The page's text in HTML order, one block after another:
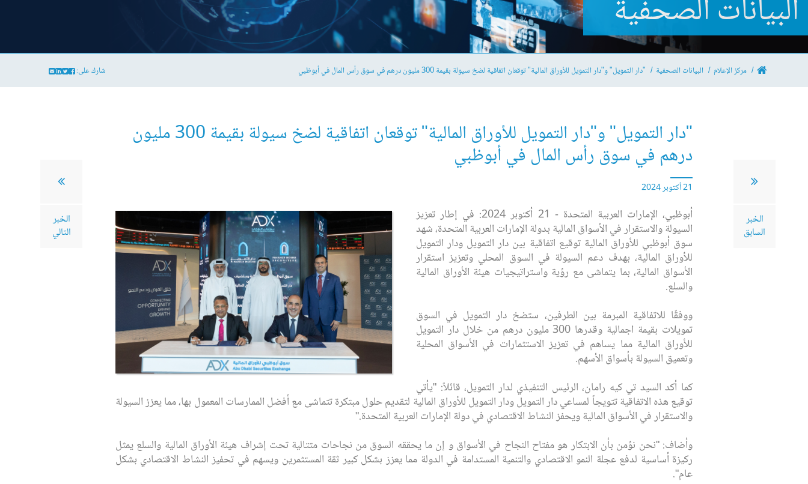
البيانات الصحفية
مركز الإعلام البيانات الصحفية "دار التمويل" و"دار التمويل للأوراق المالية" توقعان اتفاقية لضخ سيولة بقيمة 300 مليون درهم في سوق رأس المال في أبوظبي شارك على:
الخبر
السابق
الخبر
التالي
"دار التمويل" و"دار التمويل للأوراق المالية" توقعان اتفاقية لضخ سيولة بقيمة 300 مليون
درهم في سوق رأس المال في أبوظبي
21 أكتوبر 2024
أبوظبي، الإمارات العربية المتحدة - 21 أكتوبر 2024: في إطار تعزيز
السيولة والاستقرار في الأسواق المالية بدولة الإمارات العربية المتحدة، شهد
سوق أبوظبي للأوراق المالية توقيع اتفاقية بين دار التمويل ودار التمويل
للأوراق المالية، بهدف دعم السيولة في السوق المحلي وتعزيز استقرار
الأسواق المالية، بما يتماشى مع رؤية واستراتيجيات هيئة الأوراق المالية
والسلع.
ووفقًا للاتفاقية المبرمة بين الطرفين، ستضخ دار التمويل في السوق
تمويلات بقيمة اجمالية وقدرها 300 مليون درهم من خلال دار التمويل
للأوراق المالية مما يساهم في تعزيز الاستثمارات في الأسواق المحلية
وتعميق السيولة بأسواق الأسهم.
كما أكد السيد تي كيه رامان، الرئيس التنفيذي لدار التمويل، قائلاً: "يأتي
توقيع هذه الاتفاقية تتويجاً لمساعي دار التمويل ودار التمويل للأوراق المالية لتقديم حلول مبتكرة تتماشى مع أفضل الممارسات المعمول بها، مما يعزز السيولة
والاستقرار في الأسواق المالية ويحفز النشاط الاقتصادي في دولة الإمارات العربية المتحدة."
وأضاف: "نحن نؤمن بأن الابتكار هو مفتاح النجاح في الأسواق و إن ما يحققه السوق من نجاحات متتالية تحت إشراف هيئة الأوراق المالية والسلع يمثل
ركيزة أساسية لدفع عجلة النمو الاقتصادي والتنمية المستدامة في الدولة مما يعزز بشكل كبير ثقة المستثمرين ويسهم في تحفيز النشاط الاقتصادي بشكل
عام".